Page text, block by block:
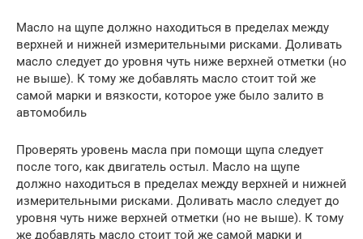
Масло на щупе должно находиться в пределах между
верхней и нижней измерительными рисками. Доливать
масло следует до уровня чуть ниже верхней отметки (но
не выше). К тому же добавлять масло стоит той же
самой марки и вязкости, которое уже было залито в
автомобиль
Проверять уровень масла при помощи щупа следует
после того, как двигатель остыл. Масло на щупе
должно находиться в пределах между верхней и нижней
измерительными рисками. Доливать масло следует до
уровня чуть ниже верхней отметки (но не выше). К тому
же добавлять масло стоит той же самой марки и